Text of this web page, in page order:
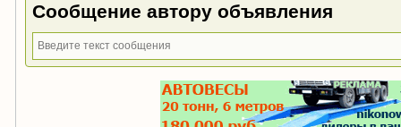
Сообщение автору объявления